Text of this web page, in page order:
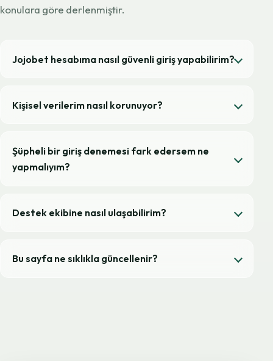
konulara göre derlenmiştir.
Jojobet hesabıma nasıl güvenli giriş yapabilirim?
Kişisel verilerim nasıl korunuyor?
Şüpheli bir giriş denemesi fark edersem ne
yapmalıyım?
Destek ekibine nasıl ulaşabilirim?
Bu sayfa ne sıklıkla güncellenir?